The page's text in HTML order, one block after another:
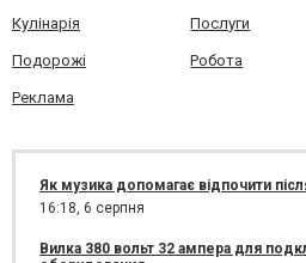
Кулінарія Послуги
Подорожі Робота
Реклама
Як музика допомагає відпочити
16:18, 6 серпня
Вилка 380 вольт 32 ампера для